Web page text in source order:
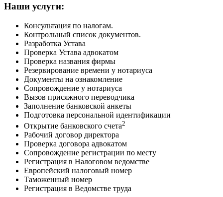
Наши услуги:
Консультация по налогам.
Контрольный список документов.
Разработка Устава
Проверка Устава адвокатом
Проверка названия фирмы
Резервирование времени у нотариуса
Документы на ознакомление
Сопровождение у нотариуса
Вызов присяжного переводчика
Заполнение банковской анкеты
Подготовка персональной идентификации
Открытие банковского счета2
Рабочий договор директора
Проверка договора адвокатом
Сопровождение регистрации по месту
Регистрация в Налоговом ведомстве
Европейский налоговый номер
Таможенный номер
Регистрация в Ведомстве труда